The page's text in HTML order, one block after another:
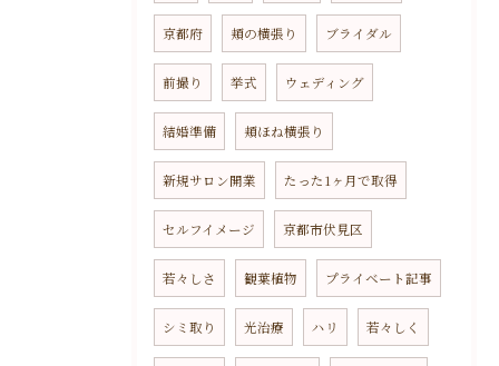
京都府 頬の横張り ブライダル
前撮り 挙式 ウェディング
結婚準備 頬ほね横張り
新規サロン開業 たった1ヶ月で取得
セルフイメージ 京都市伏見区
若々しさ 観葉植物 プライベート記事
シミ取り 光治療 ハリ 若々しく